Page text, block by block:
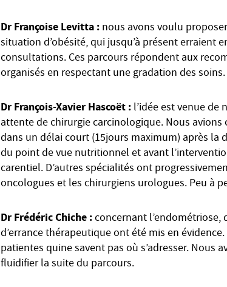
Dr Françoise Levitta : nous avons voulu
situation d’obésité, qui jusqu’à présent erraient
consultations. Ces parcours répondent aux
organisés en respectant une gradation des soins.
Dr François-Xavier Hascoët : l’idée est venue
attente de chirurgie carcinologique. Nous
dans un délai court (15jours maximum) après
du point de vue nutritionnel et avant
carentiel. D’autres spécialités ont
oncologues et les chirurgiens urologues. Peu à
Dr Frédéric Chiche :concernant
d’errance thérapeutique ont été mis en
patientes quine savent pas où s’adresser.
fluidifier la suite du parcours.